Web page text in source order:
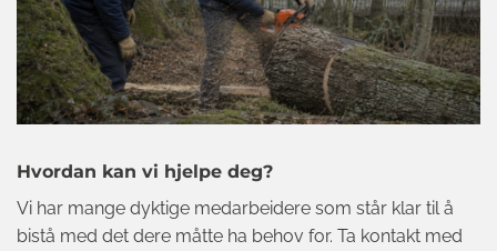
Hvordan kan vi hjelpe deg?
Vi har mange dyktige medarbeidere som står klar til å
bistå med det dere måtte ha behov for. Ta kontakt med